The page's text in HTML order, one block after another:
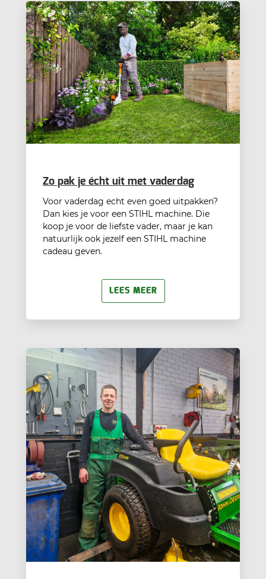
Zo pak je écht uit met vaderdag
Voor vaderdag echt even goed uitpakken?
Dan kies je voor een STIHL machine. Die
koop je voor de liefste vader, maar je kan
natuurlijk ook jezelf een STIHL machine
cadeau geven.
LEES MEER